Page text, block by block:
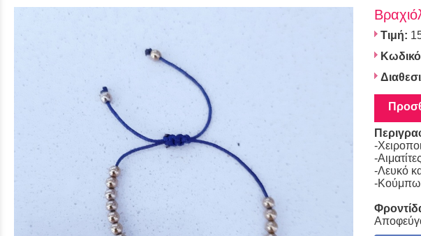
Τιμή:
-
-Αιματίτες
-Λευκό
-